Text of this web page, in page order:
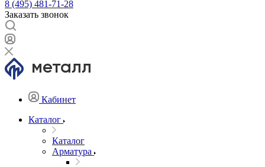
8 (495) 481-71-28
Заказать звонок
Кабинет
Каталог
Каталог
Арматура